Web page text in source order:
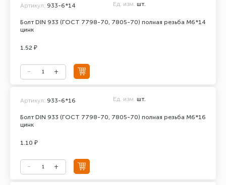
Болт DIN 933 (ГОСТ 7798-70, 7805-70) полная резьба М6*14
цинк
Артикул: 933-6*14 Ед. изм. шт.
1.52 ₽
Болт DIN 933 (ГОСТ 7798-70, 7805-70) полная резьба М6*16
цинк
Артикул: 933-6*16 Ед. изм. шт.
1.10 ₽